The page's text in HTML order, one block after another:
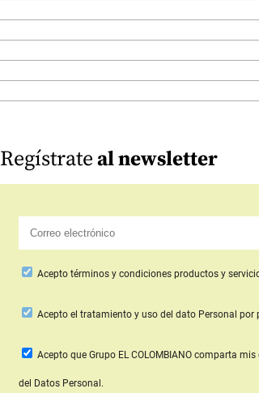
Regístrateal newsletter
Acepto términos y condiciones productos y
Aceptoel tratamiento y uso del dato Personal por
Acepto que Grupo EL COLOMBIANO comparta mis
del Datos Personal.